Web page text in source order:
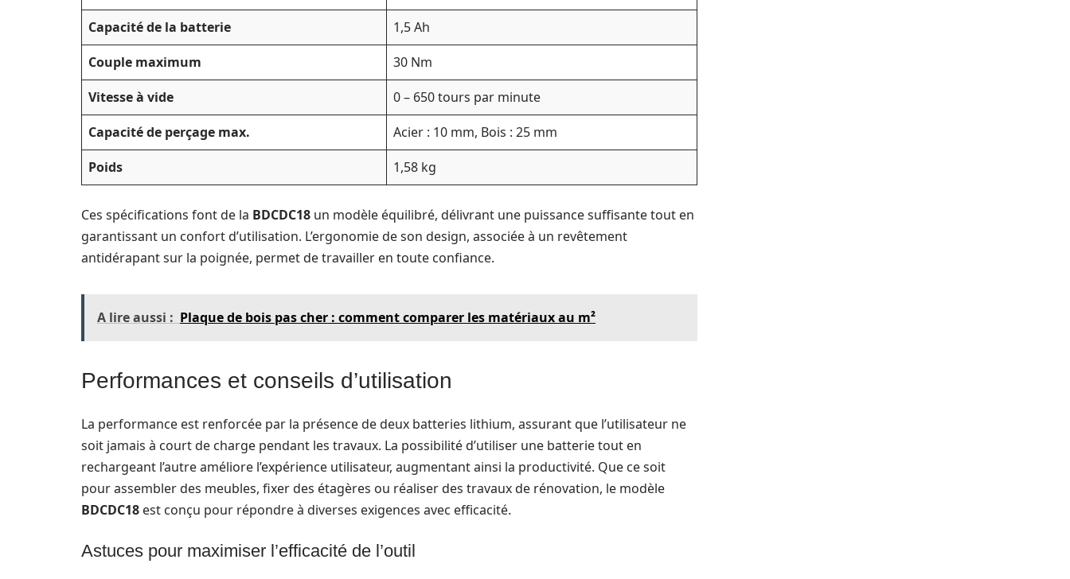
Capacité de la batterie
1,5 Ah
Couple maximum
30 Nm
Vitesse à vide
0 – 650 tours par minute
Capacité de perçage max.
Acier : 10 mm, Bois : 25 mm
Poids
1,58 kg
Ces spécifications font de la BDCDC18 un modèle équilibré, délivrant une puissance suffisante tout en
garantissant un confort d’utilisation. L’ergonomie de son design, associée à un revêtement
antidérapant sur la poignée, permet de travailler en toute confiance.
A lire aussi : Plaque de bois pas cher : comment comparer les matériaux au m²
Performances et conseils d’utilisation
La performance est renforcée par la présence de deux batteries lithium, assurant que l’utilisateur ne
soit jamais à court de charge pendant les travaux. La possibilité d’utiliser une batterie tout en
rechargeant l’autre améliore l’expérience utilisateur, augmentant ainsi la productivité. Que ce soit
pour assembler des meubles, fixer des étagères ou réaliser des travaux de rénovation, le modèle
BDCDC18 est conçu pour répondre à diverses exigences avec efficacité.
Astuces pour maximiser l’efficacité de l’outil